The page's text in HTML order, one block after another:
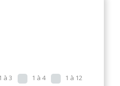
1 à 3 1 à 4
1 à 12